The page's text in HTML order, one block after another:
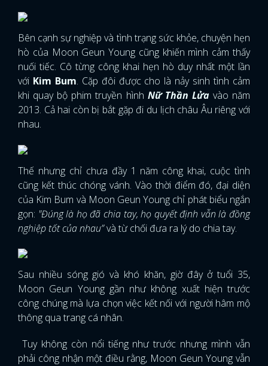
Bên cạnh sự nghiệp và tình trạng sức khỏe, chuyện hẹn
hò của Moon Geun Young cũng khiến mình cảm thấy
nuối tiếc. Cô từng công khai hẹn hò duy nhất một lần
với Kim Bum. Cặp đôi được cho là nảy sinh tình cảm
khi quay bộ phim truyền hình Nữ Thần Lửa vào năm
2013. Cả hai còn bị bắt gặp đi du lịch châu Âu riêng với
nhau.
Thế nhưng chỉ chưa đầy 1 năm công khai, cuộc tình
cũng kết thúc chóng vánh. Vào thời điểm đó, đại diện
của Kim Bum và Moon Geun Young chỉ phát biểu ngắn
gọn: "Đúng là họ đã chia tay, họ quyết định vẫn là đồng
nghiệp tốt của nhau”và từ chối đưa ra lý do chia tay.
Sau nhiều sóng gió và khó khăn, giờ đây ở tuổi 35,
Moon Geun Young gần như không xuất hiện trước
công chúng mà lựa chọn việc kết nối với người hâm mộ
thông qua trang cá nhân.
Tuy không còn nổi tiếng như trước nhưng mình vẫn
phải công nhận một điều rằng, Moon Geun Young vẫn